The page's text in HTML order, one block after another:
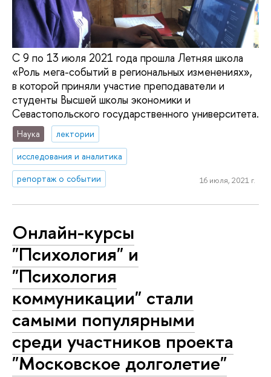
С 9 по 13 июля 2021 года прошла Летняя школа
«Роль мега-событий в региональных изменениях»,
в которой приняли участие преподаватели и
студенты Высшей школы экономики и
Севастопольского государственного университета.
Наука
лектории
исследования и аналитика
репортаж о событии
16 июля, 2021 г.
Онлайн-курсы
"Психология" и
"Психология
коммуникации" стали
самыми популярными
среди участников проекта
"Московское долголетие"